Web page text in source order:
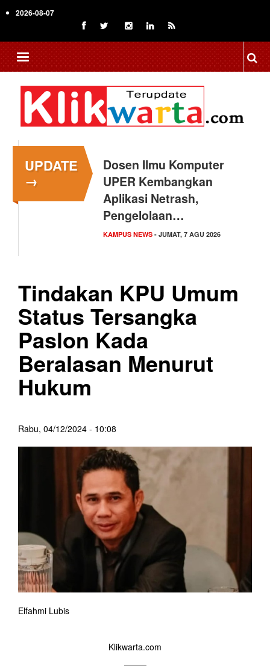
to
content
2026-08-07
UPDATE
→
Dosen Ilmu Komputer
UPER Kembangkan
Aplikasi Netrash,
Pengelolaan…
KAMPUS NEWS - JUMAT, 7 AGU 2026
Tindakan KPU Umum
Status Tersangka
Paslon Kada
Beralasan Menurut
Hukum
Rabu, 04/12/2024 - 10:08
Elfahmi Lubis
Klikwarta.com